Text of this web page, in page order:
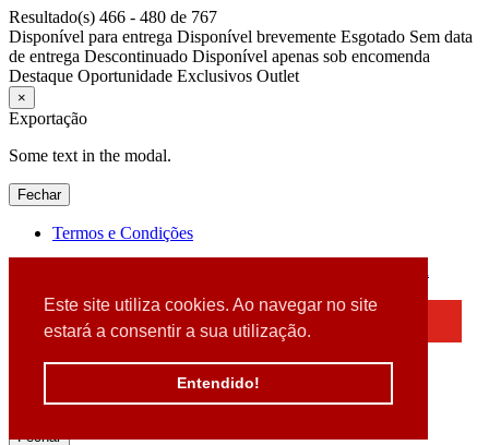
Este site utiliza cookies. Ao navegar no site
estará a consentir a sua utilização.
Entendido!
Resultado(s) 466 - 480 de 767
Disponível para entrega Disponível brevemente Esgotado Sem data
de entrega Descontinuado Disponível apenas sob encomenda
Destaque Oportunidade Exclusivos Outlet
×
Exportação
Some text in the modal.
Fechar
Termos e Condições
Detectamos que está a usar um browser desatualizado
Por favor, atualize o seu browser
para garantir uma melhor experiência.
Fechar